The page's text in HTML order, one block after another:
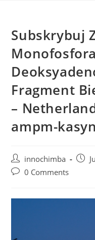
Subskrybuj
Fragment
–
ampm-
innochimba
0 Comments